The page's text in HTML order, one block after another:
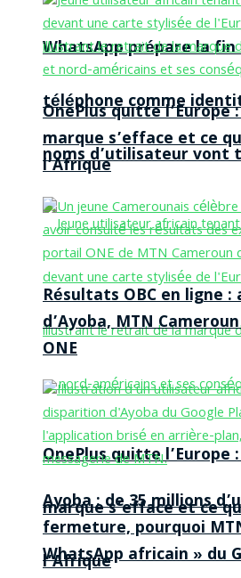
WhatsApp prépare la
téléphone comme
noms d’utilisateur vont
OnePlus quitte l’Europe
marque s’efface et ce
l’Afrique
OnePlus quitte l’Europe
marque s’efface et ce
l’Afrique
Résultats OBC en ligne
d’Ayoba, MTN
ONE
Ayoba : de 35 millions
fermeture, pourquoi
WhatsApp africain » du